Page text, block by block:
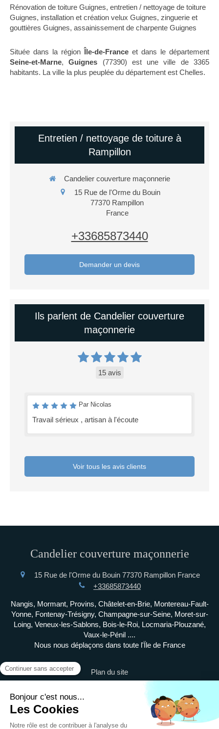
Rénovation de toiture Guignes, entretien / nettoyage de toiture
Guignes, installation et création velux Guignes, zinguerie et
gouttières Guignes, assainissement de charpente Guignes
Située dans la région Île-de-France et dans le département
Seine-et-Marne,Guignes (77390) est une ville de 3365
habitants. La ville la plus peuplée du département est Chelles.
Entretien / nettoyage de toiture à
Rampillon
Candelier couverture maçonnerie
15 Rue de l'Orme du Bouin
77370 Rampillon
France
+33685873440
Demander un devis
Ils parlent de Candelier couverture
maçonnerie
15 avis
Par Nicolas
Travail sérieux , artisan à l'écoute
Voir tous les avis clients
Candelier couverture maçonnerie
15 Rue de l'Orme du Bouin 77370 Rampillon France
+33685873440
Nangis, Mormant, Provins, Châtelet-en-Brie, Montereau-Fault-
Yonne, Fontenay-Trésigny, Champagne-sur-Seine, Moret-sur-
Loing, Veneux-les-Sablons, Bois-le-Roi, Locmaria-Plouzané,
Vaux-le-Pénil ....
Nous nous déplaçons dans toute l'Ïle de France
Plan du site